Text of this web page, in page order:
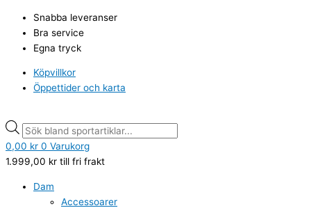
innehåll
Snabba leveranser
Bra service
Egna tryck
Köpvillkor
Öppettider och karta
search
0,00 kr 0 Varukorg
1.999,00 kr till fri frakt
Dam
Accessoarer
search
Målvaktsbyxa
Innebandy
Shield
mängd